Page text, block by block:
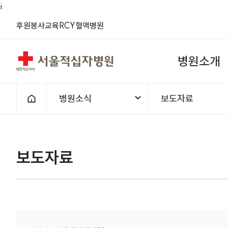
i
후원(새 창)
봉사(새 창)
교육(새 창)
RCY(새 창)
혈액(새 창)
병원
서울적십자병원 병원소개
홈으로 1차메뉴
병원소식
2차메뉴
보도자료
보도자료 | 병원소식 |
보도자료